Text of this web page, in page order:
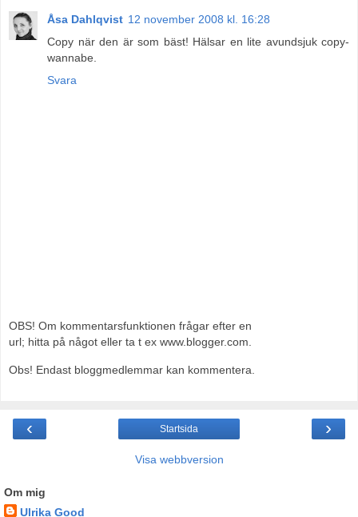
Åsa Dahlqvist 12 november 2008 kl. 16:28
Copy när den är som bäst! Hälsar en lite avundsjuk copy-
wannabe.
Svara
OBS! Om kommentarsfunktionen frågar efter en
url; hitta på något eller ta t ex www.blogger.com.
Obs! Endast bloggmedlemmar kan kommentera.
‹ ›
Startsida
Visa webbversion
Om mig
Ulrika Good